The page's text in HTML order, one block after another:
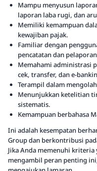
Mampu menyusun
laporan laba rugi, dan
Memiliki kemampuan
kewajiban pajak.
Familiar dengan
pencatatan dan
Memahami administrasi
cek, transfer, dan e-
Terampil dalam
Menunjukkan ketelitian
sistematis.
Kemampuan berbahasa
Ini adalah kesempatan
Group dan berkontribusi
Jika Anda memenuhi
mengambil peran penting